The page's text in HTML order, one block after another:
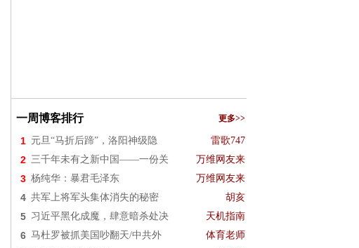
一周博客排行 更多>>
1 元旦“马折后蹄”，洛阳神级隐 雷歌747
2 三千年未有之新中国——一份关 万维网友来
3 杨纯华：暴君毛泽东 万维网友来
4 共军上将军头集体消失的秘密 胡亥
5 习近平黑化成魔，肆意暗杀处决 天机指南
6 马杜罗被抓美国吵翻天/中共外 体育老师